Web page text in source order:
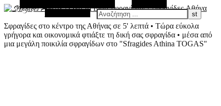
Σφραγίδες στο κέντρο της Αθήνας σε 5' λεπτά • Τώρα εύκολα
γρήγορα και οικονομικά φτιάξτε τη δική σας σφραγίδα • μέσα από
μια μεγάλη ποικιλία σφραγίδων στο "Sfragides Athina TOGAS"
Τυχαίο Άρθρο
Αναζήτηση